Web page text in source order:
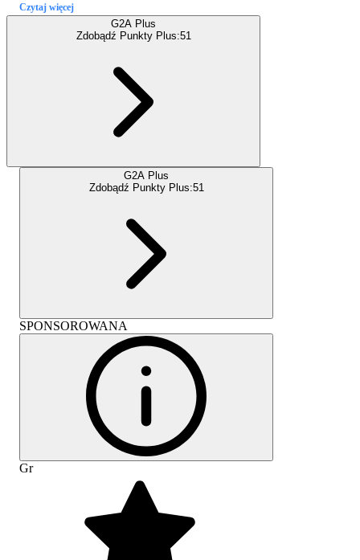
Czytaj więcej
G2A Plus
Zdobądź Punkty Plus:51
G2A Plus
Zdobądź Punkty Plus:51
SPONSOROWANA
Gr